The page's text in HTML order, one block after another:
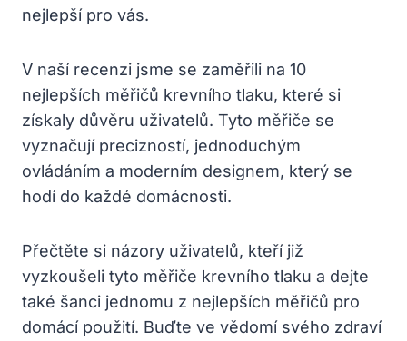
nejlepší pro vás.
V ​naší recenzi jsme se zaměřili na 10
nejlepších​ měřičů krevního tlaku, které si
získaly důvěru‌ uživatelů. Tyto měřiče se
‍vyznačují precizností, jednoduchým
ovládáním a moderním designem, který se
hodí do každé domácnosti.
Přečtěte si názory uživatelů, kteří již
vyzkoušeli tyto měřiče krevního tlaku ⁣a ‍dejte
také šanci jednomu z nejlepších ‌měřičů pro
domácí použití. Buďte ve vědomí svého zdraví